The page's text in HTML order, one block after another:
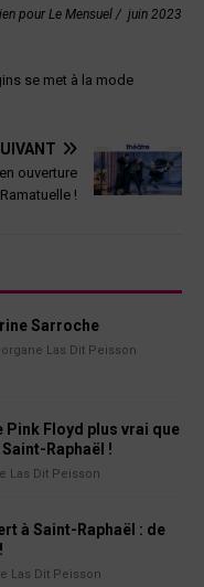
pour Le Mensuel / juin 2023
se met à la mode
ouverture
!
Sarroche
Las Dit Peisson
Pink Floyd plus vrai que
Raphaël !
Las Dit Peisson
à Saint-Raphaël : de
Las Dit Peisson